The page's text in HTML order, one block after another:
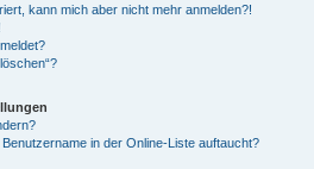
kann mich aber nicht mehr anmelden?!
in der Online-Liste auftaucht?